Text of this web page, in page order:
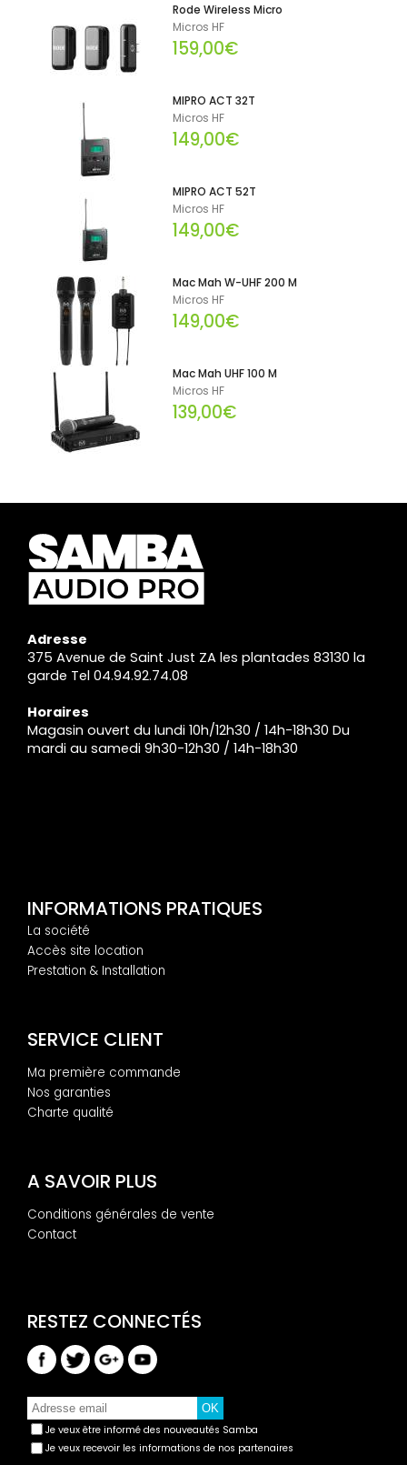
Rode Wireless Micro
Micros HF
159,00€
MIPRO ACT 32T
Micros HF
149,00€
MIPRO ACT 52T
Micros HF
149,00€
Mac Mah W-UHF 200 M
Micros HF
149,00€
Mac Mah UHF 100 M
Micros HF
139,00€
Adresse
375 Avenue de Saint Just ZA les plantades 83130 la
garde Tel 04.94.92.74.08
Horaires
Magasin ouvert du lundi 10h/12h30 / 14h-18h30 Du
mardi au samedi 9h30-12h30 / 14h-18h30
INFORMATIONS PRATIQUES
La société
Accès site location
Prestation & Installation
SERVICE CLIENT
Ma première commande
Nos garanties
Charte qualité
A SAVOIR PLUS
Conditions générales de vente
Contact
Je veux être informé des nouveautés Samba
Je veux recevoir les informations de nos partenaires